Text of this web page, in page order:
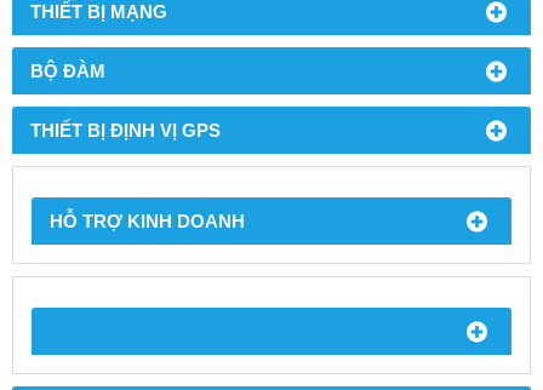
THIẾT BỊ MẠNG
BỘ ĐÀM
THIẾT BỊ ĐỊNH VỊ GPS
HỖ TRỢ KINH DOANH